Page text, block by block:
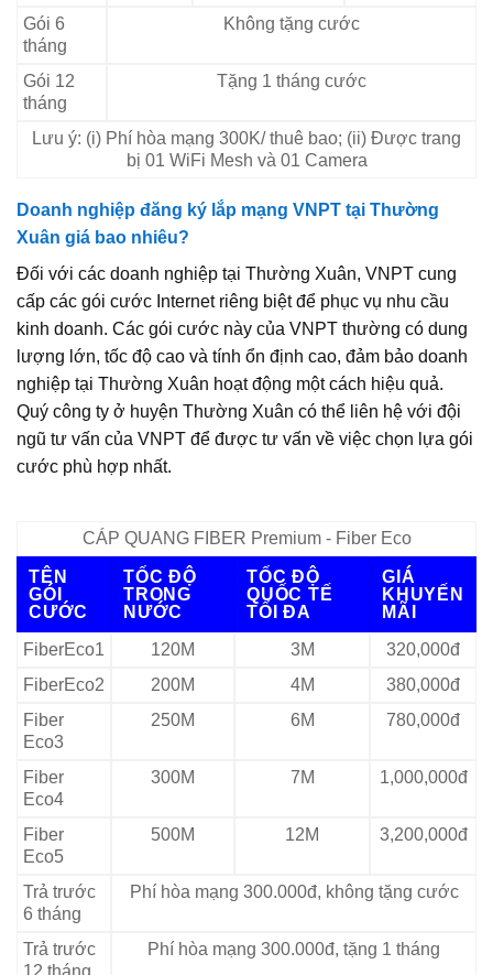
Gói 6
tháng
Không tặng cước
Gói 12
tháng
Tặng 1 tháng cước
Lưu ý: (i) Phí hòa mạng 300K/ thuê bao; (ii) Được trang
bị 01 WiFi Mesh và 01 Camera
Doanh nghiệp đăng ký lắp mạng VNPT tại Thường
Xuân giá bao nhiêu?
Đối với các doanh nghiệp tại Thường Xuân, VNPT cung
cấp các gói cước Internet riêng biệt để phục vụ nhu cầu
kinh doanh. Các gói cước này của VNPT thường có dung
lượng lớn, tốc độ cao và tính ổn định cao, đảm bảo doanh
nghiệp tại Thường Xuân hoạt động một cách hiệu quả.
Quý công ty ở huyện Thường Xuân có thể liên hệ với đội
ngũ tư vấn của VNPT để được tư vấn về việc chọn lựa gói
cước phù hợp nhất.
CÁP QUANG FIBER Premium - Fiber Eco
TÊN
GÓI
CƯỚC
TỐC ĐỘ
TRONG
NƯỚC
TỐC ĐỘ
QUỐC TẾ
TỐI ĐA
GIÁ
KHUYẾN
MÃI
FiberEco1
120M 3M
320,000đ
FiberEco2
200M 4M
380,000đ
Fiber
Eco3
250M 6M 780,000đ
Fiber
Eco4
300M 7M 1,000,000đ
Fiber
Eco5
500M 12M 3,200,000đ
Trả trước
6 tháng
Phí hòa mạng 300.000đ, không tặng cước
Trả trước
12 tháng
Phí hòa mạng 300.000đ, tặng 1 tháng